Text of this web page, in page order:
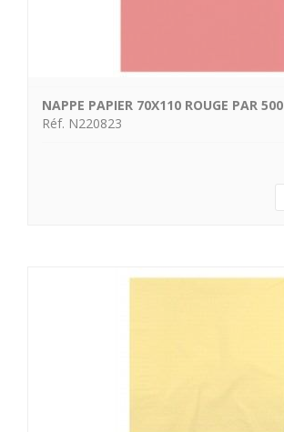
NAPPE PAPIER 70X110 ROUGE PAR 500
Réf. N220823